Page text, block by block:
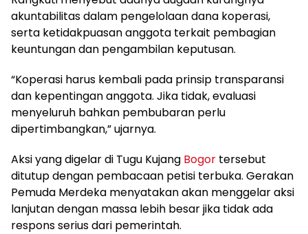
akuntabilitas dalam pengelolaan dana koperasi,
serta ketidakpuasan anggota terkait pembagian
keuntungan dan pengambilan keputusan.
“Koperasi harus kembali pada prinsip transparansi
dan kepentingan anggota. Jika tidak, evaluasi
menyeluruh bahkan pembubaran perlu
dipertimbangkan,” ujarnya.
Aksi yang digelar di Tugu Kujang Bogor tersebut
ditutup dengan pembacaan petisi terbuka. Gerakan
Pemuda Merdeka menyatakan akan menggelar aksi
lanjutan dengan massa lebih besar jika tidak ada
respons serius dari pemerintah.